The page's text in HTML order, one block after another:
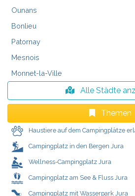
Ounans
Bonlieu
Patornay
Mesnois
Monnet-la-Ville
Alle Städte
Themen
Haustiere auf dem Campingplätze
Campingplatz in den Bergen Jura
Wellness-Campingplatz Jura
Campingplatz am See & Fluss Jura
Campingplatz mit Wasserpark Jura